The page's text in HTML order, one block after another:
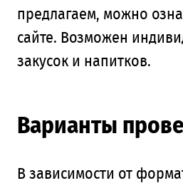
предлагаем, можно
сайте. Возможен
закусок и напитков.
Варианты
В зависимости от